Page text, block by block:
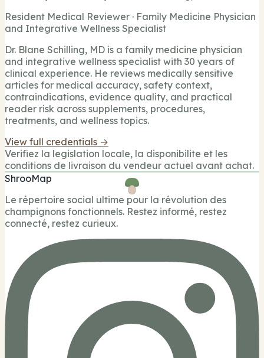
Resident Medical Reviewer · Family Medicine Physician
and Integrative Wellness Specialist
Dr. Blane Schilling, MD is a family medicine physician
and integrative wellness specialist with 30 years of
clinical experience. He reviews medically sensitive
articles for medical accuracy, safety context,
contraindications, evidence quality, and practical
reader risk across supplements, procedures,
treatments, and wellness topics.
View full credentials →
Verifiez la legislation locale, la disponibilite et les
conditions de livraison du vendeur actuel avant achat.
ShrooMap
Le répertoire social ultime pour la révolution des
champignons fonctionnels. Restez informé, restez
connecté, restez curieux.